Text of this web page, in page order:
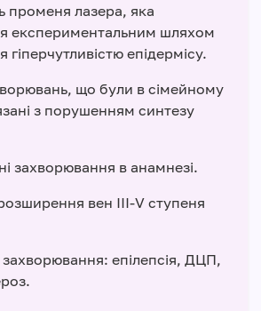
променя лазера, яка
експериментальним шляхом
гіперчутливістю епідермісу.
що були в сімейному
з порушенням синтезу
захворювання в анамнезі.
вен ІІІ-V ступеня
захворювання: епілепсія, ДЦП,